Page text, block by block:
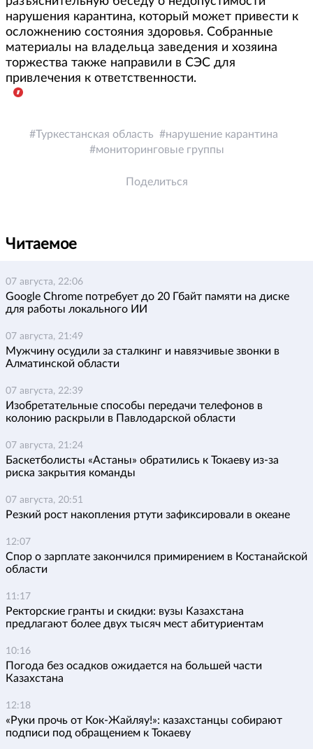
нарушения карантина, который может привести к
осложнению состояния здоровья. Собранные
материалы на владельца заведения и хозяина
торжества также направили в СЭС для
привлечения к ответственности.
Туркестанская область
нарушение карантина
мониторинговые группы
Поделиться
Читаемое
07 августа, 22:06
Google Chrome потребует до 20 Гбайт памяти на диске
для работы локального ИИ
07 августа, 21:49
Мужчину осудили за сталкинг и навязчивые звонки в
Алматинской области
07 августа, 22:39
Изобретательные способы передачи телефонов в
колонию раскрыли в Павлодарской области
07 августа, 21:24
Баскетболисты «Астаны» обратились к Токаеву из-за
риска закрытия команды
07 августа, 20:51
Резкий рост накопления ртути зафиксировали в океане
12:07
Спор о зарплате закончился примирением в Костанайской
области
11:17
Ректорские гранты и скидки: вузы Казахстана
предлагают более двух тысяч мест абитуриентам
10:16
Погода без осадков ожидается на большей части
Казахстана
12:18
«Руки прочь от Кок-Жайляу!»: казахстанцы собирают
подписи под обращением к Токаеву